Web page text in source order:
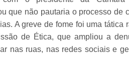
que não pautaria o processo de
A greve de fome foi uma tática
de Ética, que ampliou a
nas ruas, nas redes sociais e